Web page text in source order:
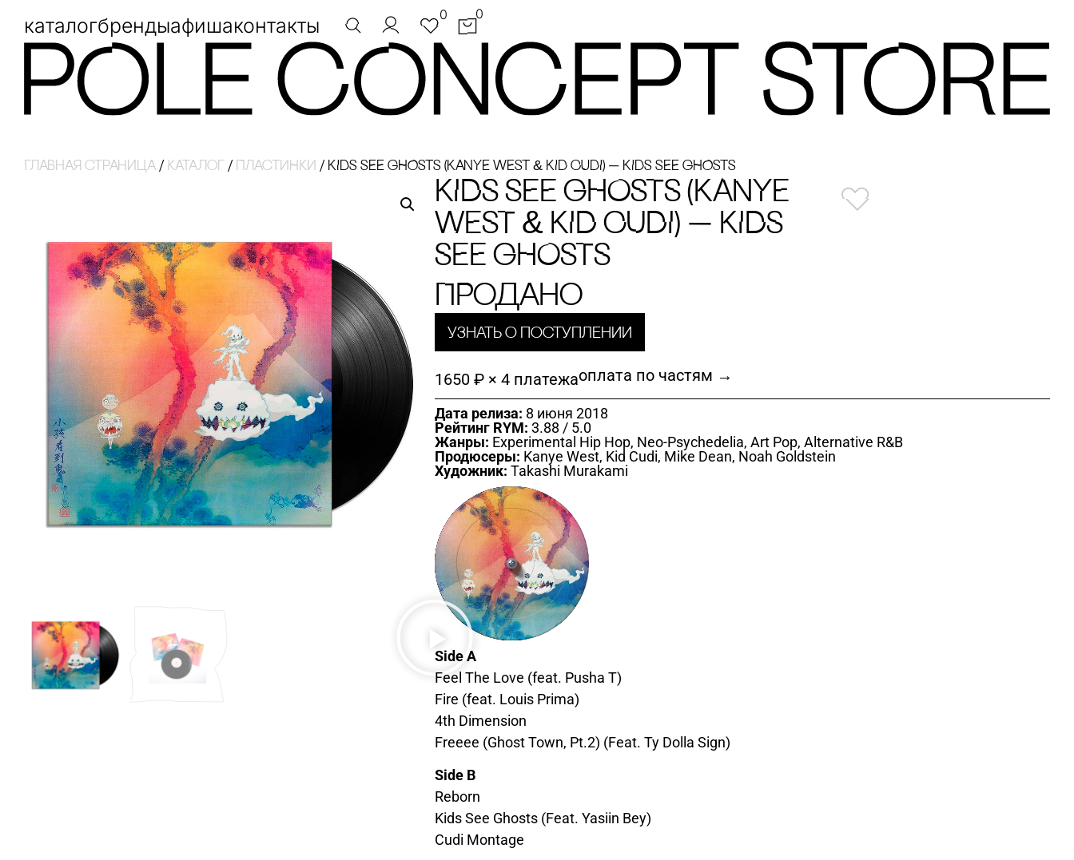
каталогбрендыафишаконтакты 0 0
Главная страница / Каталог / ПЛАсТИНКИ / KIDS SEE GHOSTS (KANYE WEST & KID CUDI) — KIDS SEE GHOSTS
KIDS SEE GHOSTS (KANYE
WEST & KID CUDI) — KIDS
SEE GHOSTS
Продано
Узнать о поступлении
1650 ₽ × 4 платежаоплата по частям →
Дата релиза: 8 июня 2018
Рейтинг RYM: 3.88 / 5.0
Жанры: Experimental Hip Hop, Neo-Psychedelia, Art Pop, Alternative R&B
Продюсеры: Kanye West, Kid Cudi, Mike Dean, Noah Goldstein
Художник: Takashi Murakami
Side A
Feel The Love (feat. Pusha T)
Fire (feat. Louis Prima)
4th Dimension
Freeee (Ghost Town, Pt.2) (Feat. Ty Dolla Sign)
Side B
Reborn
Kids See Ghosts (Feat. Yasiin Bey)
Cudi Montage